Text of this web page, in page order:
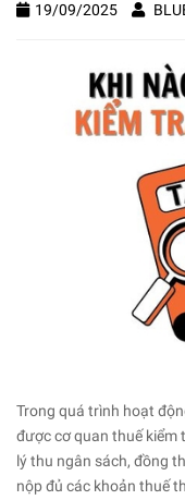
19/09/2025
Trong quá trình hoạt
được cơ quan thuế kiểm
lý thu ngân sách, đồng
nộp đủ các khoản thuế